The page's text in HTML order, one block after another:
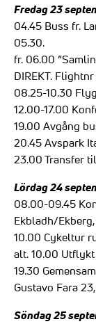
Fredag 23
04.45 Buss fr.
05.30.
fr. 06.00
DIREKT.
08.25-10.30
12.00-17.00
19.00 Avgång
20.45 Avspark
23.00 Transfer
Lördag 24
08.00-09.45
Ekbladh/
10.00 Cykeltur
alt. 10.00 Utflykt
19.30
Gustavo Fara
Söndag 25